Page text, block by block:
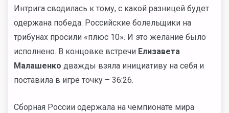
Интрига сводилась к тому, с какой разницей будет
одержана победа. Российские болельщики на
трибунах просили «плюс 10». И это желание было
исполнено. В концовке встречи Елизавета
Малашенко дважды взяла инициативу на себя и
поставила в игре точку – 36:26.
Сборная России одержала на чемпионате мира